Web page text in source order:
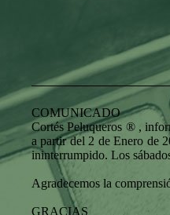
COMUNICADO
Cortés Peluqueros ® ,
a partir del 2 de Enero de
ininterrumpido. Los
Agradecemos la
GRACIAS